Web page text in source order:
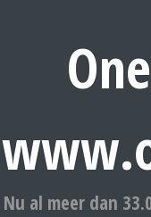
Nu al meer dan